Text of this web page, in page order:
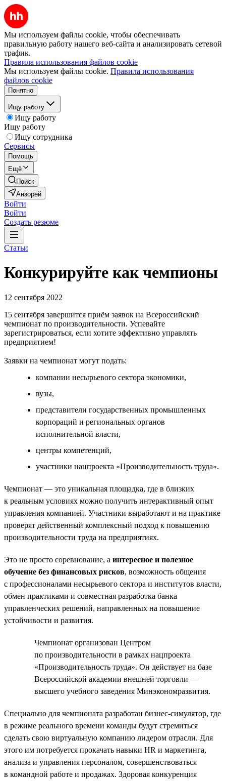
Мы используем файлы cookie, чтобы обеспечивать
правильную работу нашего веб-сайта и анализировать сетевой
трафик.
Правила использования файлов cookie
Мы используем файлы cookie. Правила использования
файлов cookie
Понятно
Ищу работу
Ищу работу
Ищу работу
Ищу сотрудника
Сервисы
Помощь
Ещё
Поиск
Анзорей
Войти
Войти
Создать резюме
Статьи
Конкурируйте как чемпионы
12 сентября 2022
15 сентября завершится приём заявок на Всероссийский
чемпионат по производительности. Успевайте
зарегистрироваться, если хотите эффективно управлять
предприятием!
Заявки на чемпионат могут подать:
компании несырьевого сектора экономики,
вузы,
представители государственных промышленных
корпораций и региональных органов
исполнительной власти,
центры компетенций,
участники нацпроекта «Производительность труда».
Чемпионат — это уникальная площадка, где в близких
к реальным условиях можно получить интерактивный опыт
управления компанией. Участники выработают и на практике
проверят действенный комплексный подход к повышению
производительности труда на предприятиях.
Это не просто соревнование, а интересное и полезное
обучение без финансовых рисков, возможность общения
с профессионалами несырьевого сектора и институтов власти,
обмен практиками и совместная разработка банка
управленческих решений, направленных на повышение
устойчивости и развития.
Чемпионат организован Центром
по производительности в рамках нацпроекта
«Производительность труда». Он действует на базе
Всероссийской академии внешней торговли —
высшего учебного заведения Минэкономразвития.
Специально для чемпионата разработан бизнес-симулятор, где
в режиме реального времени команды будут стремиться
сделать свою виртуальную компанию лидером отрасли. Для
этого им потребуется прокачать навыки HR и маркетинга,
анализа и управления персоналом, совершенствоваться
в командной работе и продажах. Здоровая конкуренция